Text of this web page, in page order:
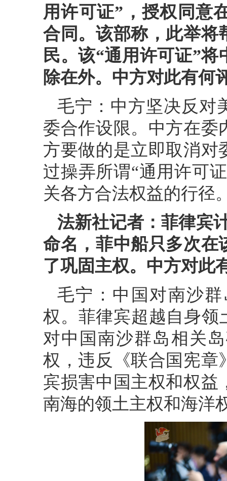
用许可证”，授权同意
合同。该部称，此举将
民。该“通用许可证”
除在外。中方对此有何
毛宁：中方坚决反对
委合作设限。中方在委
方要做的是立即取消对
过操弄所谓“通用许可
关各方合法权益的行径
法新社记者：菲律宾
命名，菲中船只多次在
了巩固主权。中方对此
毛宁：中国对南沙
权。菲律宾超越自身领
对中国南沙群岛相关
权，违反《联合国宪章
宾损害中国主权和权益
南海的领土主权和海洋